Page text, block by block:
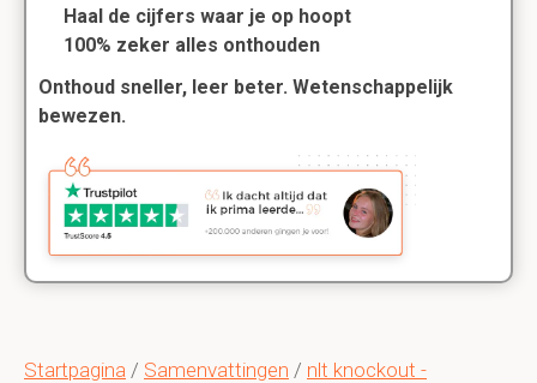
Startpagina / Samenvattingen / nlt knockout -
Haal de cijfers waar je op hoopt
100% zeker alles onthouden
Onthoud sneller, leer beter. Wetenschappelijk
bewezen.